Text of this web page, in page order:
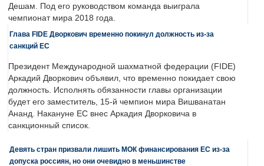
Дешам. Под его руководством команда выиграла
чемпионат мира 2018 года.
Глава FIDE Дворкович временно покинул должность из-за
санкций ЕС
Президент Международной шахматной федерации (FIDE)
Аркадий Дворкович объявил, что временно покидает свою
должность. Исполнять обязанности главы организации
будет его заместитель, 15-й чемпион мира Вишванатан
Ананд. Накануне ЕС внес Аркадия Дворковича в
санкционный список.
Девять стран призвали лишить МОК финансирования ЕС из-за
допуска россиян, но они очевидно в меньшинстве